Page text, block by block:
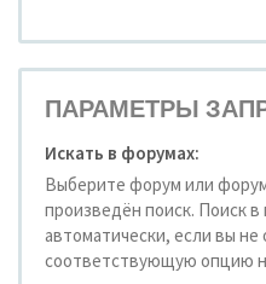
ПАРАМЕТРЫ
Искать в форумах:
Выберите форум или
произведён поиск. Поиск
автоматически, если вы
соответствующую опцию